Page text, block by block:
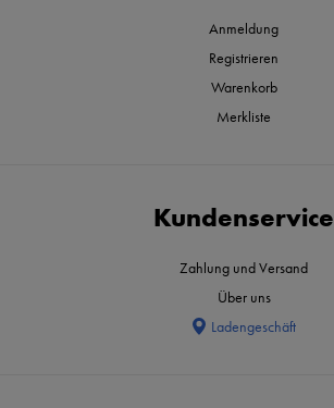
Anmeldung
Registrieren
Warenkorb
Merkliste
Kundenservice
Zahlung und Versand
Über uns
Ladengeschäft